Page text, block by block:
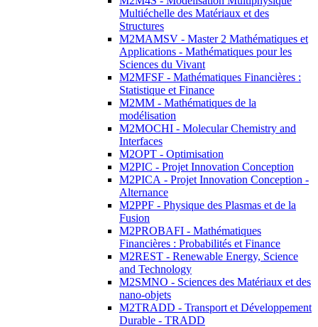
Multiéchelle des Matériaux et des
Structures
M2MAMSV - Master 2 Mathématiques et
Applications - Mathématiques pour les
Sciences du Vivant
M2MFSF - Mathématiques Financières :
Statistique et Finance
M2MM - Mathématiques de la
modélisation
M2MOCHI - Molecular Chemistry and
Interfaces
M2OPT - Optimisation
M2PIC - Projet Innovation Conception
M2PICA - Projet Innovation Conception -
Alternance
M2PPF - Physique des Plasmas et de la
Fusion
M2PROBAFI - Mathématiques
Financières : Probabilités et Finance
M2REST - Renewable Energy, Science
and Technology
M2SMNO - Sciences des Matériaux et des
nano-objets
M2TRADD - Transport et Développement
Durable - TRADD